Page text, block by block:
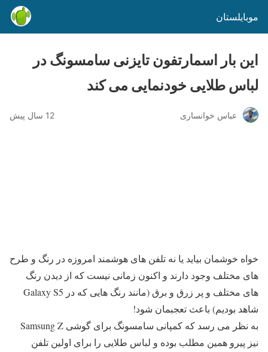
موبایلستان
این بار اسمارتفون تایزنی سامسونگ در
لباس طلایی خودنمایی می کند
عباس خوانساری 12 سال پیش
خواه خوشمان بیاید یا نه تلفن های هوشمند امروزه در رنگ و طرح
های مختلف وجود دارند و اکنون زمانی نیست که از دیدن رنگ
های مختلف و پر زرق و برق (مانند رنگ هایی که در Galaxy S5
شاهد بودیم) باعث تعجبمان شود!
به نظر می رسد که کمپانی سامسونگ برای گوشی Samsung Z
نیز پیرو همین مطلب بوده و لباس طلایی را برای اولین تلفن